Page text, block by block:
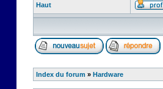
Haut
Index du forum » Hardware